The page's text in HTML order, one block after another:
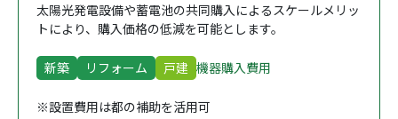
太陽光発電設備や蓄電池の共同購入によるスケールメリッ
トにより、購入価格の低減を可能とします。
新築 リフォーム 戸建 機器購入費用
※設置費用は都の補助を活用可